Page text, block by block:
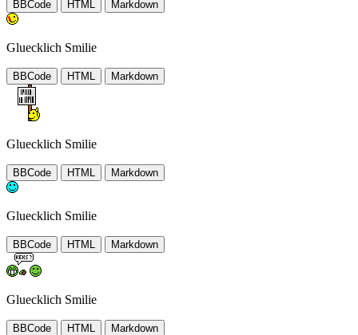
BBCode HTML Markdown
Gluecklich Smilie
BBCode HTML Markdown
Gluecklich Smilie
BBCode HTML Markdown
Gluecklich Smilie
BBCode HTML Markdown
Gluecklich Smilie
BBCode HTML Markdown